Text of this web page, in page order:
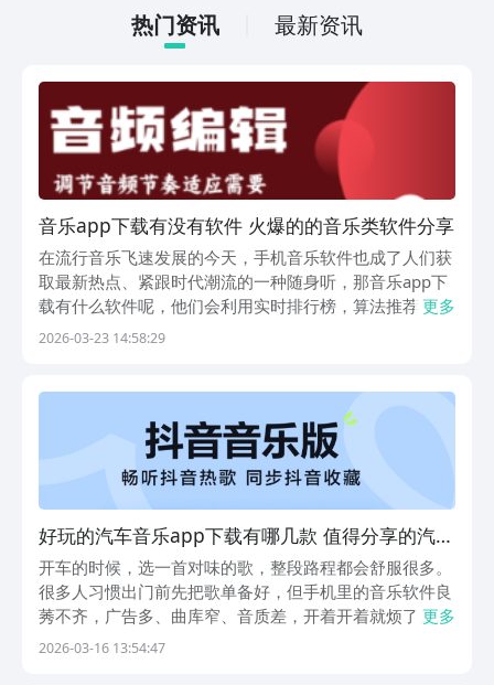
一下。
热门资讯 最新资讯
音乐app下载有没有软件 火爆的的音乐类软件分享
在流行音乐飞速发展的今天，手机音乐软件也成了人们获
取最新热点、紧跟时代潮流的一种随身听，那音乐app下
载有什么软件呢，他们会利用实时排行榜，算法推荐，以
及社会互动等手段，以最快的速度向大家推荐最受欢迎的
更多
2026-03-23 14:58:29
好玩的汽车音乐app下载有哪几款 值得分享的汽车
音乐app下载榜单
开车的时候，选一首对味的歌，整段路程都会舒服很多。
很多人习惯出门前先把歌单备好，但手机里的音乐软件良
莠不齐，广告多、曲库窄、音质差，开着开着就烦了。汽
车音乐app下载的需求其实一直都有，只是真正好用的不
更多
2026-03-16 13:54:47